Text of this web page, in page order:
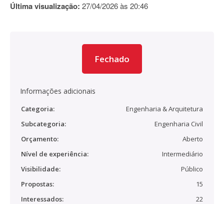
Última visualização: 27/04/2026 às 20:46
Fechado
Informações adicionais
Categoria:
Engenharia & Arquitetura
Subcategoria:
Engenharia Civil
Orçamento:
Aberto
Nível de experiência:
Intermediário
Visibilidade:
Público
Propostas:
15
Interessados:
22